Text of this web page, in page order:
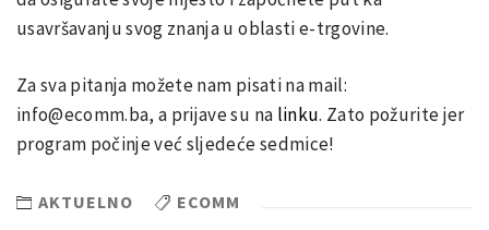
usavršavanju svog znanja u oblasti e-trgovine.
Za sva pitanja možete nam pisati na mail:
info@ecomm.ba, a prijave su na linku. Zato požurite jer
program počinje već sljedeće sedmice!
AKTUELNO ECOMM